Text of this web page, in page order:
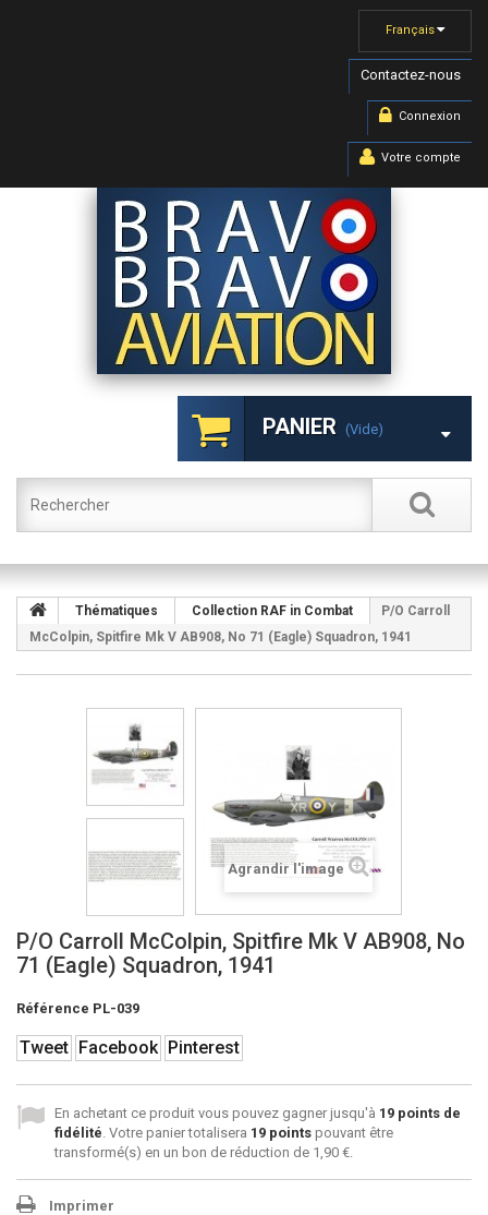
Français
Contactez-nous
Connexion
Votre compte
PANIER (vide)
Thématiques Collection RAF in Combat
P/O Carroll
McColpin, Spitfire Mk V AB908, No 71 (Eagle) Squadron, 1941
Agrandir l'image
P/O Carroll McColpin, Spitfire Mk V AB908, No
71 (Eagle) Squadron, 1941
Référence PL-039
Tweet Facebook Pinterest
En achetant ce produit vous pouvez gagner jusqu'à 19 points de
fidélité. Votre panier totalisera 19 points pouvant être
transformé(s) en un bon de réduction de 1,90 €.
Imprimer